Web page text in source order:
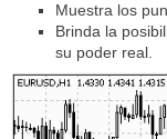
Muestra los
Brinda la
su poder real.